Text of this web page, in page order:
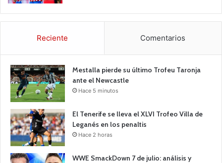
Reciente Comentarios
Mestalla pierde su último Trofeu Taronja
ante el Newcastle
Hace 5 minutos
El Tenerife se lleva el XLVI Trofeo Villa de
Leganés en los penaltis
Hace 2 horas
WWE SmackDown 7 de julio: análisis y